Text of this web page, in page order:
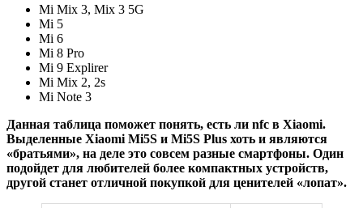
Mi Mix 3, Mix 3 5G
Mi 5
Mi 6
Mi 8 Pro
Mi 9 Explirer
Mi Mix 2, 2s
Mi Note 3
Данная таблица поможет понять, есть ли nfc в Xiaomi.
Выделенные Xiaomi Mi5S и Mi5S Plus хоть и являются
«братьями», на деле это совсем разные смартфоны. Один
подойдет для любителей более компактных устройств,
другой станет отличной покупкой для ценителей «лопат».